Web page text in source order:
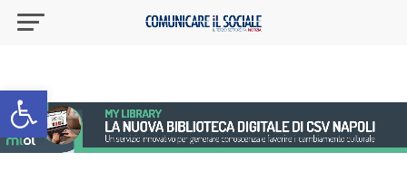
Apri la barra degli strumenti